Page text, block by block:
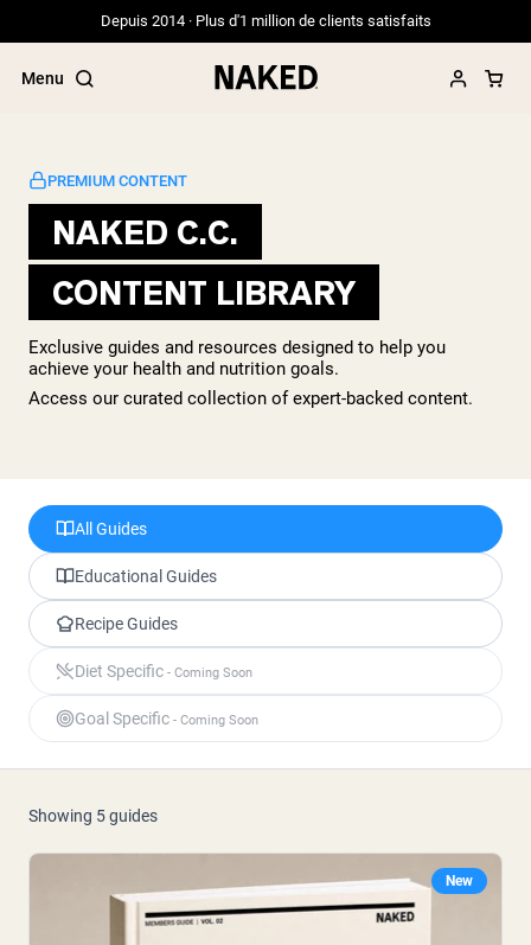
Depuis 2014 · Plus d'1 million de clients satisfaits
Menu
Termes de recherche populaires
”Protein Powder“
”Overnight Oats“
”Collagen“
”Micellar Casein“
Caséine micellaire
Gainer de masse
Café Protéiné
PROTÉINES VÉGANESMeilleure Vente
Protéine de pois
Poudre de protéine de graines
Shop All Protéines Véganes
PREMIUM CONTENT
NAKED C.C.
CONTENT LIBRARY
Exclusive guides and resources designed to help you
achieve your health and nutrition goals.
Access our curated collection of expert-backed content.
All Guides
Educational Guides
Recipe Guides
Diet Specific - Coming Soon
Goal Specific - Coming Soon
Showing 5guides
New